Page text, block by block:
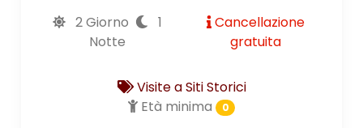
2 Giorno
1
Notte
Cancellazione
gratuita
Visite a Siti Storici
Età minima
0